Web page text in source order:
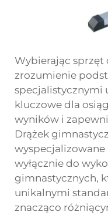
Wybierając
zrozumienie
specjalistycznymi
kluczowe dla
wyników i
Drążek
wyłącznie do
gimnastycznych,
unikalnymi
znacząco